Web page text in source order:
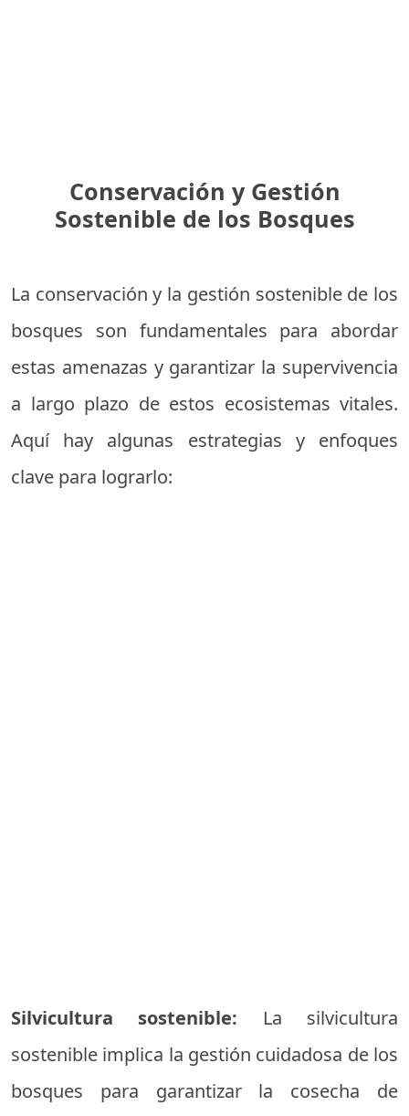
Conservación y Gestión
Sostenible de los Bosques
La conservación y la gestión sostenible de los
bosques son fundamentales para abordar
estas amenazas y garantizar la supervivencia
a largo plazo de estos ecosistemas vitales.
Aquí hay algunas estrategias y enfoques
clave para lograrlo:
Silvicultura sostenible: La silvicultura
sostenible implica la gestión cuidadosa de los
bosques para garantizar la cosecha de